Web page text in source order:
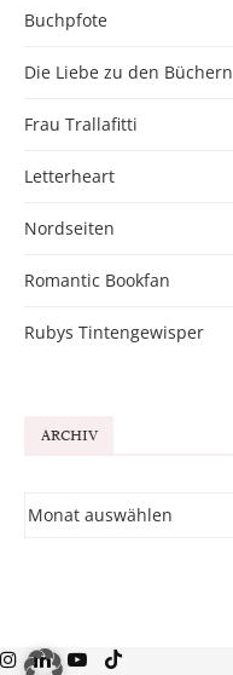
Buchpfote
Die Liebe zu den Büchern
Frau Trallafitti
Letterheart
Nordseiten
Romantic Bookfan
Rubys Tintengewisper
ARCHIV